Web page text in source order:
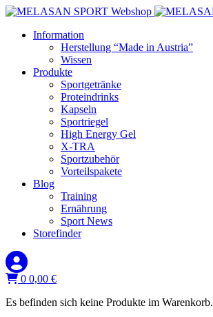
Information
Herstellung “Made in Austria”
Wissen
Produkte
Sportgetränke
Proteindrinks
Kapseln
Sportriegel
High Energy Gel
X-TRA
Sportzubehör
Vorteilspakete
Blog
Training
Ernährung
Sport News
Storefinder
0 0,00 €
Es befinden sich keine Produkte im Warenkorb.